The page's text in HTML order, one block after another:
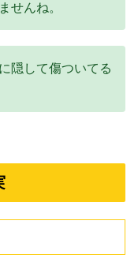
せんね。
隠して傷ついてる